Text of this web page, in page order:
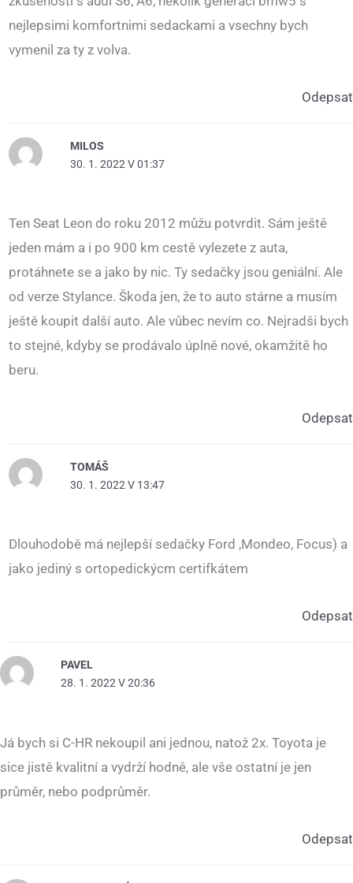
nejlepsimi komfortnimi sedackami a vsechny bych
vymenil za ty z volva.
Odepsat
MILOS
30. 1. 2022 V 01:37
Ten Seat Leon do roku 2012 můžu potvrdit. Sám ještě
jeden mám a i po 900 km cestě vylezete z auta,
protáhnete se a jako by nic. Ty sedačky jsou geniální. Ale
od verze Stylance. Škoda jen, že to auto stárne a musím
ještě koupit další auto. Ale vůbec nevím co. Nejradši bych
to stejné, kdyby se prodávalo úplně nové, okamžitě ho
beru.
Odepsat
TOMÁŠ
30. 1. 2022 V 13:47
Dlouhodobě má nejlepší sedačky Ford ‚Mondeo, Focus) a
jako jediný s ortopedickýcm certifkátem
Odepsat
PAVEL
28. 1. 2022 V 20:36
Já bych si C-HR nekoupil ani jednou, natož 2x. Toyota je
sice jistě kvalitní a vydrží hodně, ale vše ostatní je jen
průměr, nebo podprůměr.
Odepsat